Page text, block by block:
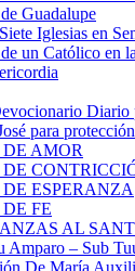
Guadalupe
Iglesias en
un Católico en
Diario
para protección
AMOR
ESPERANZA
FE
AL
Amparo – Sub
De María